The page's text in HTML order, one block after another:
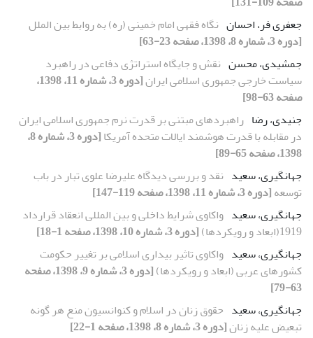
جعفری فر، احسان نگاه فقهی امام خمینى (ره) به روابط بین الملل
[دوره 3، شماره 8، 1398، صفحه 23-63]
جمشیدی، محسن نقش و جایگاه استراتژی دفاعی در راهبرد
سیاست خارجی جمهوری اسلامی ایران
[دوره 3، شماره 11، 1398،
صفحه 63-98]
جنیدی، رضا راهبردهای مبتنی بر قدرت نرم جمهوری اسلامی ایران
در مقابله با قدرت هوشمند ایالات متحده آمریکا
[دوره 3، شماره 8،
1398، صفحه 65-89]
جهانگیری، سعید نقد و بررسی دیدگاه علیرضا علوی تبار در باب
توسعه[دوره 3، شماره 11، 1398، صفحه 119-147]
جهانگیری، سعید واکاوی شرایط داخلی و بین المللی انعقاد قرارداد
1919(ابعاد و رویکردها)
[دوره 3، شماره 10، 1398، صفحه 1-18]
جهانگیری، سعید واکاوی تاثیر بیداری اسلامی بر تغییر حکومت
کشورهای عربی (ابعاد و رویکردها)
[دوره 3، شماره 9، 1398، صفحه
63-79]
جهانگیری، سعید حقوق زنان در اسلام و کنوانسیون منع هر گونه
تبعیض علیه زنان[دوره 3، شماره 8، 1398، صفحه 1-22]